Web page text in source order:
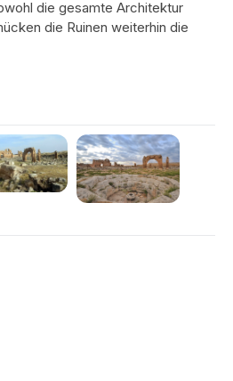
die gesamte Architektur
die Ruinen weiterhin die